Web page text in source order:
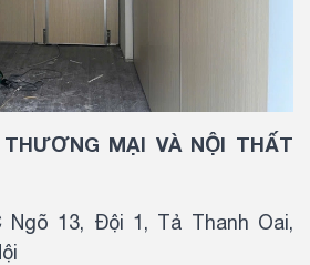
MẠI VÀ NỘI THẤT
Ngõ 13, Đội 1, Tả Thanh Oai,